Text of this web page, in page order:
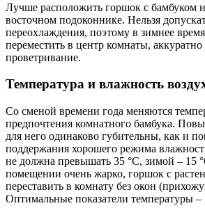
Лучше расположить горшок с бамбуком
восточном подоконнике. Нельзя
переохлаждения, поэтому в зимнее
переместить в центр комнаты,
проветривание.
Температура и влажность
Со сменой времени года меняются
предпочтения комнатного бамбука.
для него одинаково губительны, как и
поддержания хорошего режима
не должна превышать 35 °С, зимой – 15
помещении очень жарко, горшок с
переставить в комнату без окон
Оптимальные показатели температуры –